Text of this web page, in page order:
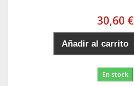
30,60 €
Añadir al carrito
En stock